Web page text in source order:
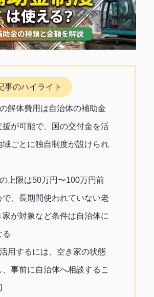
事のハイライト
解体費用は自治体の補助金
援が可能で、国の交付金を活
域ごとに独自制度が設けられ
上限は50万円〜100万円前
で、長期間使われていない老
家が対象など条件は自治体に
る
用するには、空き家の状態
、事前に自治体へ相談するこ